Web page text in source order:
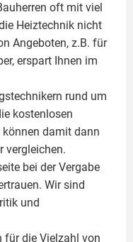
oft mit viel
Heiztechnik nicht
Angeboten, z.B. für
, erspart Ihnen im
rund um
kostenlosen
können damit dann
vergleichen.
bei der Vergabe
Wir sind
und
für die Vielzahl von